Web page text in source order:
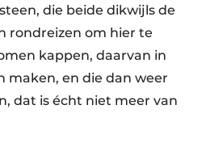
die beide dikwijls de
rondreizen om hier te
kappen, daarvan in
maken, en die dan weer
dat is écht niet meer van